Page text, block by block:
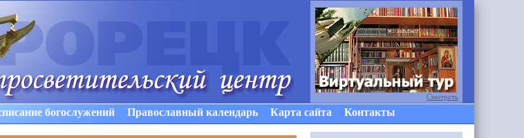
богослужений Православный календарь Карта сайта Контакты
Смотреть